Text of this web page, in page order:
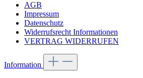
AGB
Impressum
Datenschutz
Widerrufsrecht Informationen
VERTRAG WIDERRUFEN
Information